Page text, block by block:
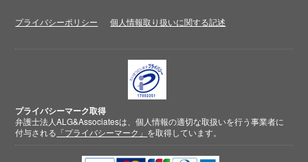
プライバシーポリシー 個人情報取り扱いに関する記述
プライバシーマーク取得
弁護士法人ALG&Associatesは、個人情報の適切な取扱いを行う事業者に
付与される 「プライバシーマーク」 を取得しています。